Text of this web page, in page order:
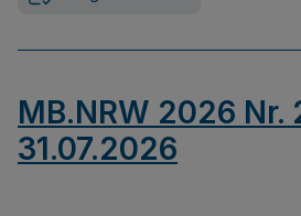
MB.NRW 2026 Nr.
31.07.2026